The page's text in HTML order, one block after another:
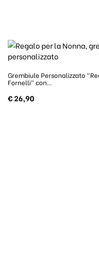
Grembiule Personalizzato
Fornelli” con…
€26,90